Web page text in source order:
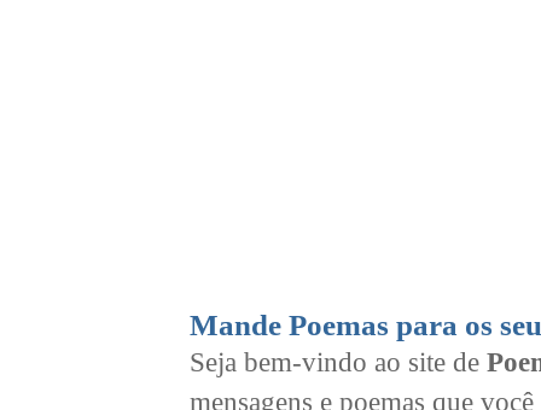
Mande Poemas para os
Seja bem-vindo ao site de
mensagens e poemas que